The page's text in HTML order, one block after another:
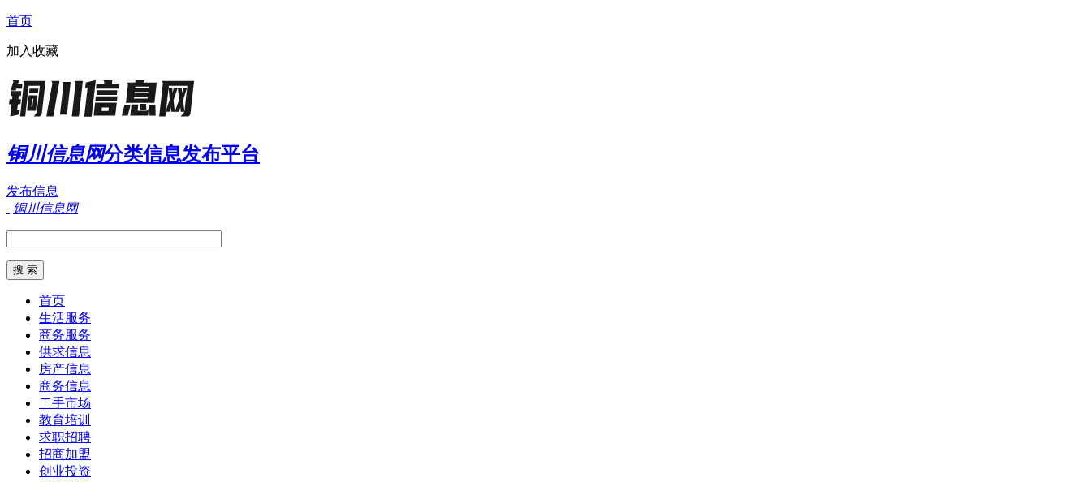
首页
加入收藏
铜川信息网分类信息发布平台
发布信息
铜川信息网
首页
生活服务
商务服务
供求信息
房产信息
商务信息
二手市场
教育培训
求职招聘
招商加盟
创业投资